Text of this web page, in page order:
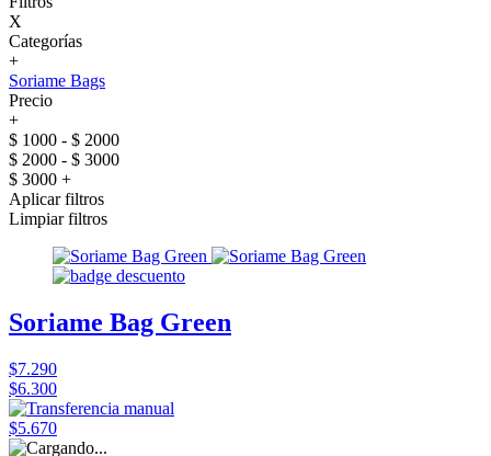
X
Categorías
+
Soriame Bags
Precio
+
$ 1000 - $ 2000
$ 2000 - $ 3000
$ 3000 +
Aplicar filtros
Limpiar filtros
Soriame Bag Green
$7.290
$6.300
$5.670